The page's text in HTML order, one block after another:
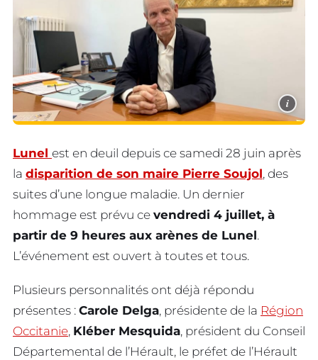
i
Lunel est en deuil depuis ce samedi 28 juin après
la disparition de son maire Pierre Soujol, des
suites d’une longue maladie. Un dernier
hommage est prévu ce vendredi 4 juillet, à
partir de 9 heures aux arènes de Lunel.
L’événement est ouvert à toutes et tous.
Plusieurs personnalités ont déjà répondu
présentes : Carole Delga, présidente de la Région
Occitanie, Kléber Mesquida, président du Conseil
Départemental de l’Hérault, le préfet de l’Hérault